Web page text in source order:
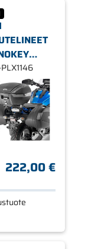
V37-
X 16-17
222,00 €